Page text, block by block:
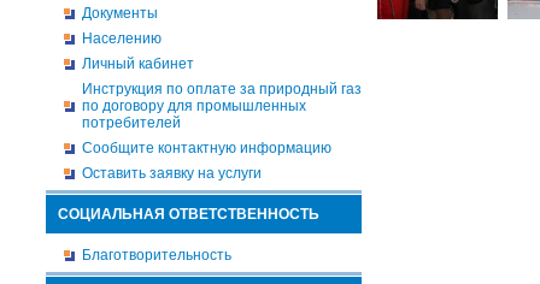
Документы
Населению
Личный кабинет
Инструкция по оплате за природный газ
по договору для промышленных
потребителей
Сообщите контактную информацию
Оставить заявку на услуги
СОЦИАЛЬНАЯ ОТВЕТСТВЕННОСТЬ
Благотворительность